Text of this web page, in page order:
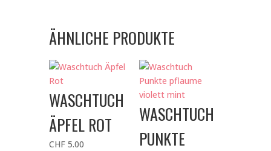
ÄHNLICHE PRODUKTE
WASCHTUCH
ÄPFEL ROT
CHF5.00
WASCHTUCH
PUNKTE